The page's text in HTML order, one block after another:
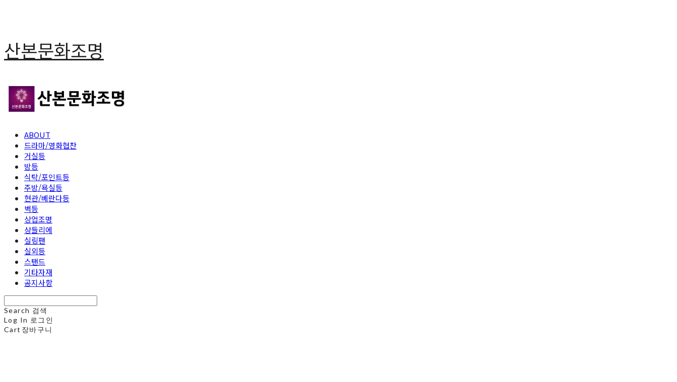
산본문화조명
ABOUT
드라마/영화협찬
거실등
방등
식탁/포인트등
주방/욕실등
현관/베란다등
벽등
상업조명
샹들리에
실링팬
실외등
스탠드
기타자재
공지사항
Search 검색
Log In 로그인
Cart 장바구니